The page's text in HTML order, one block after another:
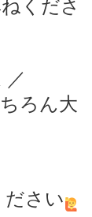
くださ
／
ろん大
ださい